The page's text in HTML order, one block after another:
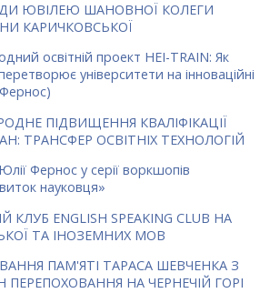
ЮВІЛЕЮ ШАНОВНОЇ КОЛЕГИ
КАРИЧКОВСЬКОЇ
освітній проект HEI-TRAIN: Як
університети на інноваційні
ПІДВИЩЕННЯ КВАЛІФІКАЦІЇ
ТРАНСФЕР ОСВІТНІХ ТЕХНОЛОГІЙ
Фернос у серії воркшопів
науковця»
ENGLISH SPEAKING CLUB НА
ТА ІНОЗЕМНИХ МОВ
ПАМ'ЯТІ ТАРАСА ШЕВЧЕНКА З
НА ЧЕРНЕЧІЙ ГОРІ